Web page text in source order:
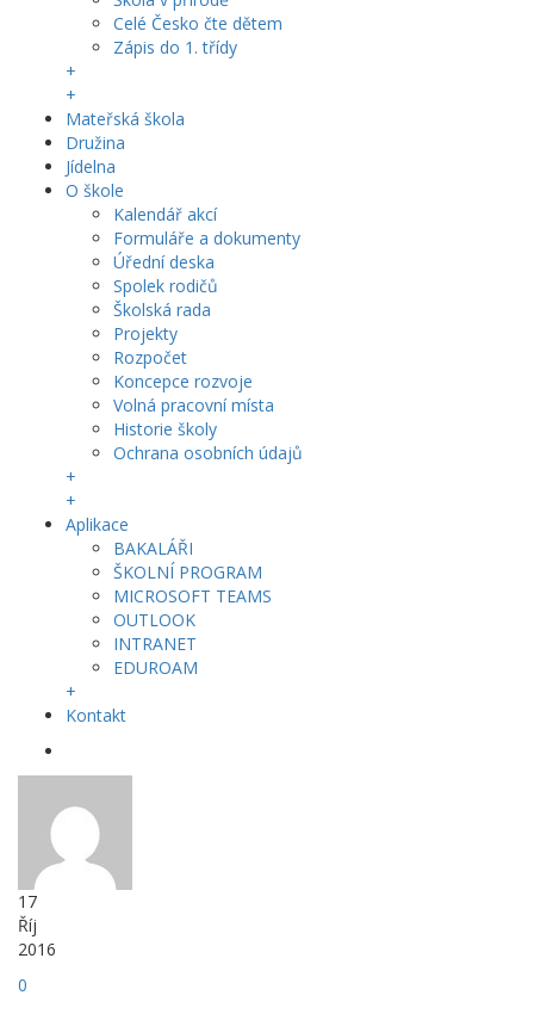
Celé Česko čte dětem
Zápis do 1. třídy
+
+
Mateřská škola
Družina
Jídelna
O škole
Kalendář akcí
Formuláře a dokumenty
Úřední deska
Spolek rodičů
Školská rada
Projekty
Rozpočet
Koncepce rozvoje
Volná pracovní místa
Historie školy
Ochrana osobních údajů
+
+
Aplikace
BAKALÁŘI
ŠKOLNÍ PROGRAM
MICROSOFT TEAMS
OUTLOOK
INTRANET
EDUROAM
+
Kontakt
17
Říj
2016
0